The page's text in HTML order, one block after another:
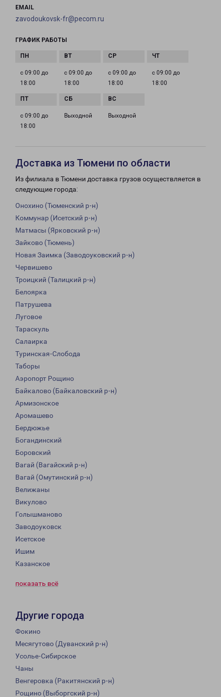
EMAIL
zavodoukovsk-fr@pecom.ru
ГРАФИК РАБОТЫ
с 09:00 до
18:00
с 09:00 до
18:00
с 09:00 до
18:00
с 09:00 до
18:00
с 09:00 до
18:00
Выходной Выходной
Доставка из Тюмени по области
Из филиала в Тюмени доставка грузов осуществляется в
следующие города:
Онохино (Тюменский р-н)
Коммунар (Исетский р-н)
Матмасы (Ярковский р-н)
Зайково (Тюмень)
Новая Заимка (Заводоуковский р-н)
Червишево
Троицкий (Талицкий р-н)
Белоярка
Патрушева
Луговое
Тараскуль
Салаирка
Туринская-Слобода
Таборы
Аэропорт Рощино
Байкалово (Байкаловский р-н)
Армизонское
Аромашево
Бердюжье
Богандинский
Боровский
Вагай (Вагайский р-н)
Вагай (Омутинский р-н)
Велижаны
Викулово
Голышманово
Заводоуковск
Исетское
Ишим
Казанское
показать всё
Другие города
Фокино
Месягутово (Дуванский р-н)
Усолье-Сибирское
Чаны
Венгеровка (Ракитянский р-н)
Рощино (Выборгский р-н)